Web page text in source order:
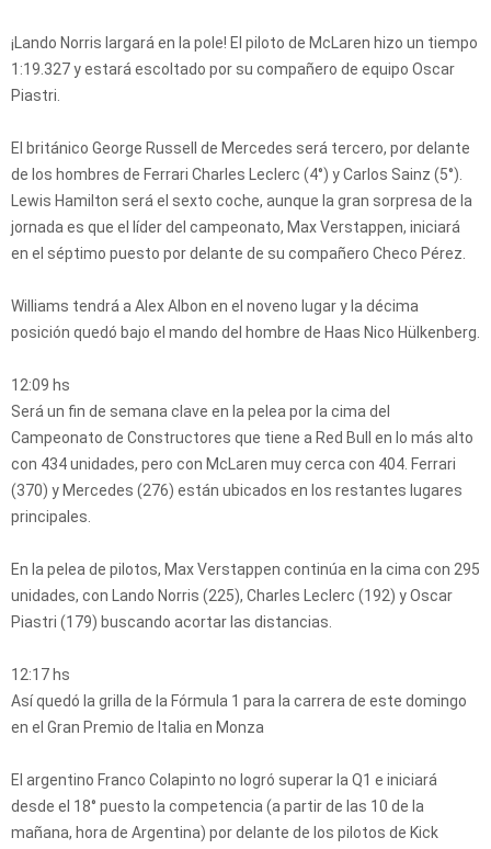
¡Lando Norris largará en la pole! El piloto de McLaren hizo un tiempo
1:19.327 y estará escoltado por su compañero de equipo Oscar
Piastri.
El británico George Russell de Mercedes será tercero, por delante
de los hombres de Ferrari Charles Leclerc (4°) y Carlos Sainz (5°).
Lewis Hamilton será el sexto coche, aunque la gran sorpresa de la
jornada es que el líder del campeonato, Max Verstappen, iniciará
en el séptimo puesto por delante de su compañero Checo Pérez.
Williams tendrá a Alex Albon en el noveno lugar y la décima
posición quedó bajo el mando del hombre de Haas Nico Hülkenberg.
12:09 hs
Será un fin de semana clave en la pelea por la cima del
Campeonato de Constructores que tiene a Red Bull en lo más alto
con 434 unidades, pero con McLaren muy cerca con 404. Ferrari
(370) y Mercedes (276) están ubicados en los restantes lugares
principales.
En la pelea de pilotos, Max Verstappen continúa en la cima con 295
unidades, con Lando Norris (225), Charles Leclerc (192) y Oscar
Piastri (179) buscando acortar las distancias.
12:17 hs
Así quedó la grilla de la Fórmula 1 para la carrera de este domingo
en el Gran Premio de Italia en Monza
El argentino Franco Colapinto no logró superar la Q1 e iniciará
desde el 18° puesto la competencia (a partir de las 10 de la
mañana, hora de Argentina) por delante de los pilotos de Kick